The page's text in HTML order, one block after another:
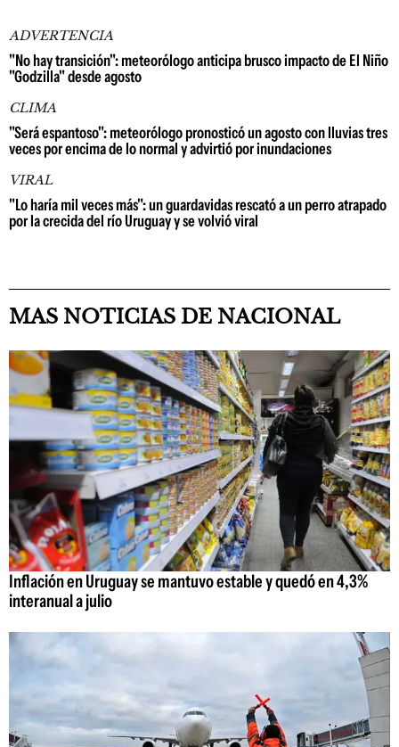
ADVERTENCIA
"No hay transición": meteorólogo anticipa brusco impacto de El Niño
"Godzilla" desde agosto
CLIMA
"Será espantoso": meteorólogo pronosticó un agosto con lluvias tres
veces por encima de lo normal y advirtió por inundaciones
VIRAL
"Lo haría mil veces más": un guardavidas rescató a un perro atrapado
por la crecida del río Uruguay y se volvió viral
MAS NOTICIAS DE NACIONAL
Inflación en Uruguay se mantuvo estable y quedó en 4,3%
interanual a julio